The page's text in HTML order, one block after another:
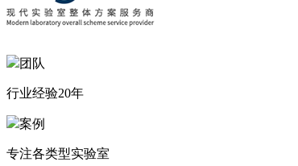
团队
行业经验20年
案例
专注各类型实验室